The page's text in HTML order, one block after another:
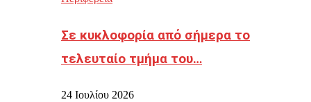
Σε κυκλοφορία από σήμερα το
τελευταίο τμήμα του…
24 Ιουλίου 2026